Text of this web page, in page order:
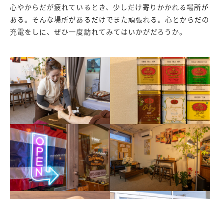
心やからだが疲れているとき、少しだけ寄りかかれる場所が
ある。そんな場所があるだけでまた頑張れる。心とからだの
充電をしに、ぜひ一度訪れてみてはいかがだろうか。